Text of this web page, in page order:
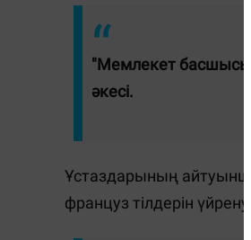
"Мемлекет басшысы
әкесі.
Ұстаздарының
француз тілдерін